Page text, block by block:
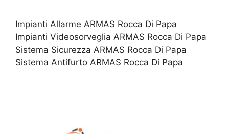
Impianti Allarme ARMAS Rocca Di Papa
Impianti Videosorveglia ARMAS Rocca Di Papa
Sistema Sicurezza ARMAS Rocca Di Papa
Sistema Antifurto ARMAS Rocca Di Papa